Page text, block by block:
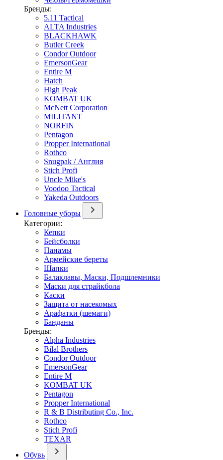
Бренды:
5.11 Tactical
ALTA Industries
BLACKHAWK
Butler Creek
Condor Outdoor
EmersonGear
Entire M
Hatch
High Peak
KOMBAT UK
McNett Corporation
MILITANT
NORFIN
Pentagon
Propper International
Rothco
Snugpak / Англия
Stich Profi
Uncle Mike's
Voodoo Tactical
Yakeda Outdoors
Головные уборы
Категории:
Кепки
Бейсболки
Панамы
Армейские береты
Шапки
Балаклавы, Маски, Подшлемники
Маски для страйкбола
Каски
Защита от насекомых
Арафатки (шемаги)
Банданы
Бренды:
Alpha Industries
Bilal Brothers
Condor Outdoor
EmersonGear
Entire M
KOMBAT UK
Pentagon
Propper International
R & B Distributing Co., Inc.
Rothco
Stich Profi
TEXAR
Обувь